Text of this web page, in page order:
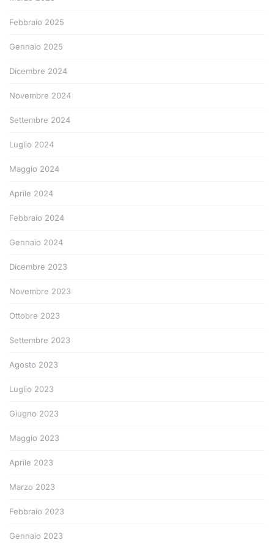
Febbraio 2025
Gennaio 2025
Dicembre 2024
Novembre 2024
Settembre 2024
Luglio 2024
Maggio 2024
Aprile 2024
Febbraio 2024
Gennaio 2024
Dicembre 2023
Novembre 2023
Ottobre 2023
Settembre 2023
Agosto 2023
Luglio 2023
Giugno 2023
Maggio 2023
Aprile 2023
Marzo 2023
Febbraio 2023
Gennaio 2023